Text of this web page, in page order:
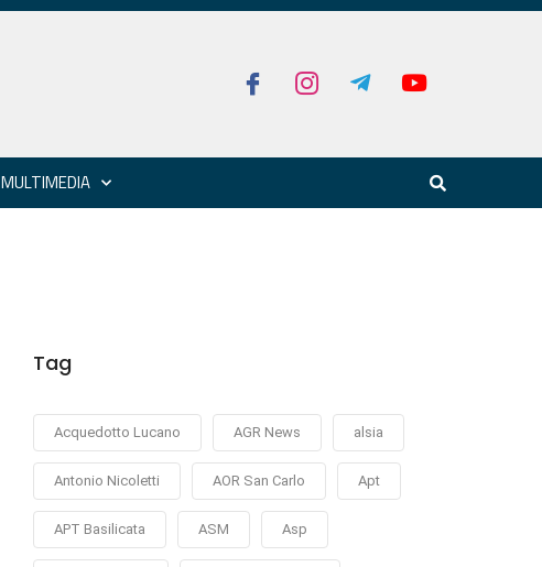
MULTIMEDIA
Tag
Acquedotto Lucano AGR News alsia
Antonio Nicoletti AOR San Carlo Apt
APT Basilicata ASM Asp